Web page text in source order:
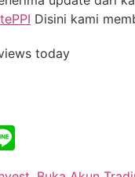
Disini kami
today